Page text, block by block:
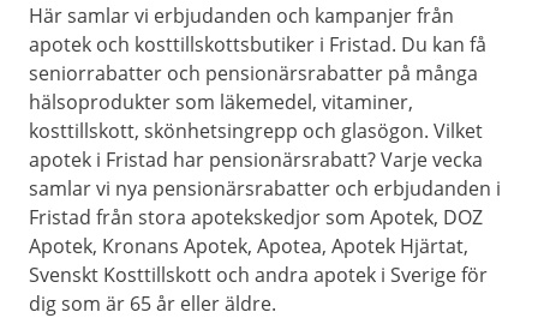
Här samlar vi erbjudanden och kampanjer från
apotek och kosttillskottsbutiker i Fristad. Du kan få
seniorrabatter och pensionärsrabatter på många
hälsoprodukter som läkemedel, vitaminer,
kosttillskott, skönhetsingrepp och glasögon. Vilket
apotek i Fristad har pensionärsrabatt? Varje vecka
samlar vi nya pensionärsrabatter och erbjudanden i
Fristad från stora apotekskedjor som Apotek, DOZ
Apotek, Kronans Apotek, Apotea, Apotek Hjärtat,
Svenskt Kosttillskott och andra apotek i Sverige för
dig som är 65 år eller äldre.